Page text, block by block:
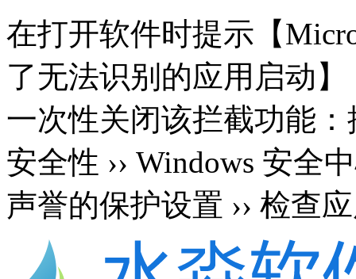
在打开软件时提示【
了无法识别的应用启动
一次性关闭该拦截功能：
安全性 ›› Windows 安全
声誉的保护设置 ›› 检查